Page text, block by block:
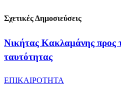
Σχετικές Δημοσιεύσεις
Νικήτας Κακλαμάνης προς
ταυτότητας
ΕΠΙΚΑΙΡΟΤΗΤΑ